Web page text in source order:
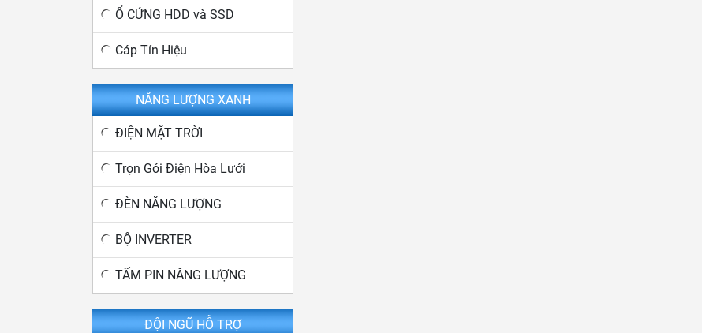
Ổ CỨNG HDD và SSD
Cáp Tín Hiệu
NĂNG LƯỢNG XANH
ĐIỆN MẶT TRỜI
Trọn Gói Điện Hòa Lưới
ĐÈN NĂNG LƯỢNG
BỘ INVERTER
TẤM PIN NĂNG LƯỢNG
ĐỘI NGŨ HỖ TRỢ